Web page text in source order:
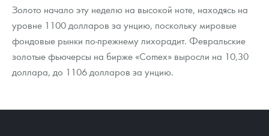
Золото начало эту неделю на высокой ноте, находясь на
уровне 1100 долларов за унцию, поскольку мировые
фондовые рынки по-прежнему лихорадит. Февральские
золотые фьючерсы на бирже «Comex» выросли на 10,30
доллара, до 1106 долларов за унцию.